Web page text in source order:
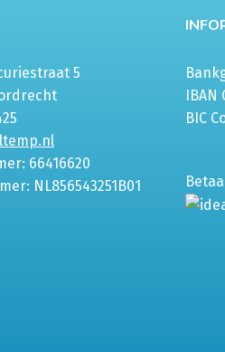
5
66416620
NL856543251B01
IBAN
BIC